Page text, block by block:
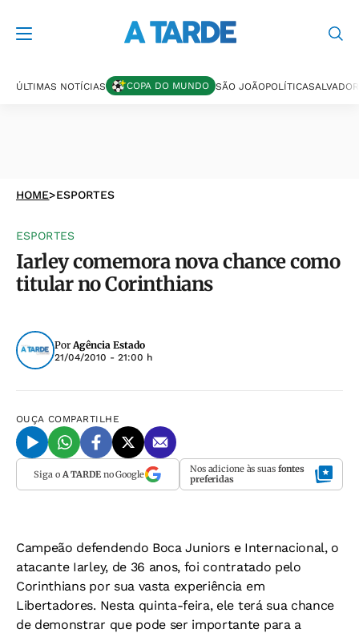
ÚLTIMAS NOTÍCIAS COPA DO MUNDO SÃO JOÃOPOLÍTICASALVADOR
HOME>ESPORTES
ESPORTES
Iarley comemora nova chance como
titular no Corinthians
PorAgência Estado
21/04/2010 - 21:00 h
OUÇA COMPARTILHE
Siga o A TARDEno Google Nos adicione às suas fontes
preferidas
Campeão defendendo Boca Juniors e Internacional, o
atacante Iarley, de 36 anos, foi contratado pelo
Corinthians por sua vasta experiência em
Libertadores. Nesta quinta-feira, ele terá sua chance
de demonstrar que pode ser importante para a